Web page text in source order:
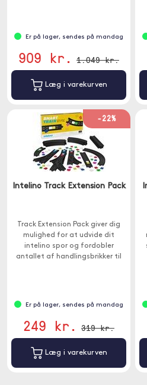
Er på lager, sendes på mandag
909 kr. 1.049 kr.
Læg i varekurven
-22%
Intelino Track Extension Pack
Track Extension Pack giver dig
mulighed for at udvide dit
intelino spor og fordobler
antallet af handlingsbrikker til
Er på lager, sendes på mandag
249 kr. 319 kr.
Læg i varekurven